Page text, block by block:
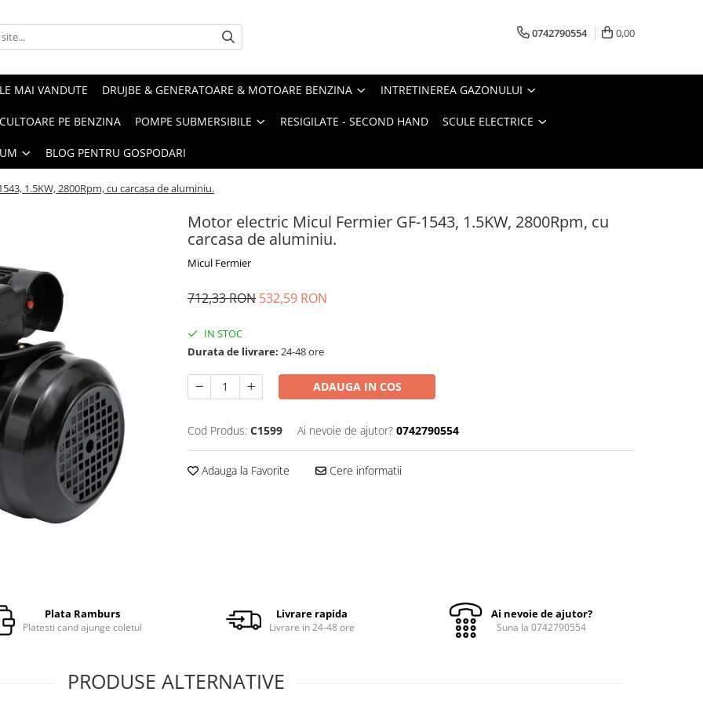
0742790554 0,00
MAI VANDUTE DRUJBE & GENERATOARE & MOTOARE BENZINA INTRETINEREA GAZONULUI
PE BENZINA POMPE SUBMERSIBILE RESIGILATE - SECOND HAND SCULE ELECTRICE
BLOG PENTRU GOSPODARI
1.5KW, 2800Rpm, cu carcasa de aluminiu.
Motor electric Micul Fermier GF-1543, 1.5KW, 2800Rpm, cu
carcasa de aluminiu.
Micul Fermier
712,33 RON 532,59 RON
IN STOC
Durata de livrare: 24-48 ore
ADAUGA IN COS
Cod Produs: C1599 Ai nevoie de ajutor? 0742790554
Adauga la Favorite Cere informatii
Plata Ramburs
Platesti cand ajunge coletul
Livrare rapida
Livrare in 24-48 ore
Ai nevoie de ajutor?
Suna la 0742790554
PRODUSE ALTERNATIVE